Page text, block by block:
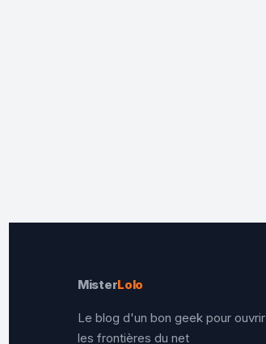
MisterLolo
Le blog d'un bon geek pour ouvrir
les frontières du net